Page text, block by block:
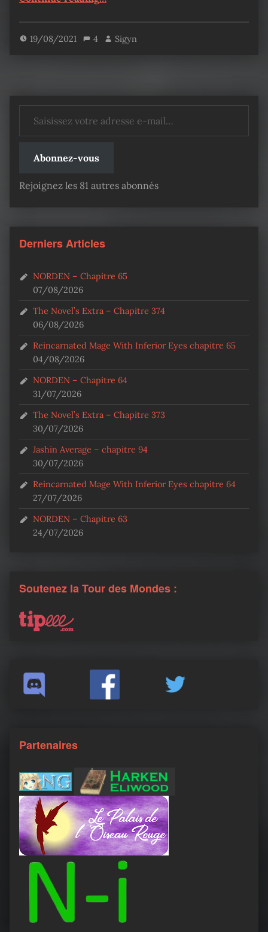
19/08/2021 4 Sigyn
Abonnez-vous
Rejoignez les 81 autres abonnés
Derniers Articles
NORDEN – Chapitre 65
07/08/2026
The Novel’s Extra – Chapitre 374
06/08/2026
Reincarnated Mage With Inferior Eyes chapitre 65
04/08/2026
NORDEN – Chapitre 64
31/07/2026
The Novel’s Extra – Chapitre 373
30/07/2026
Jashin Average – chapitre 94
30/07/2026
Reincarnated Mage With Inferior Eyes chapitre 64
27/07/2026
NORDEN – Chapitre 63
24/07/2026
Soutenez la Tour des Mondes :
Partenaires